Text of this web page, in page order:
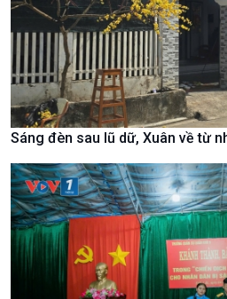
Sáng đèn sau lũ dữ, Xuân về từ